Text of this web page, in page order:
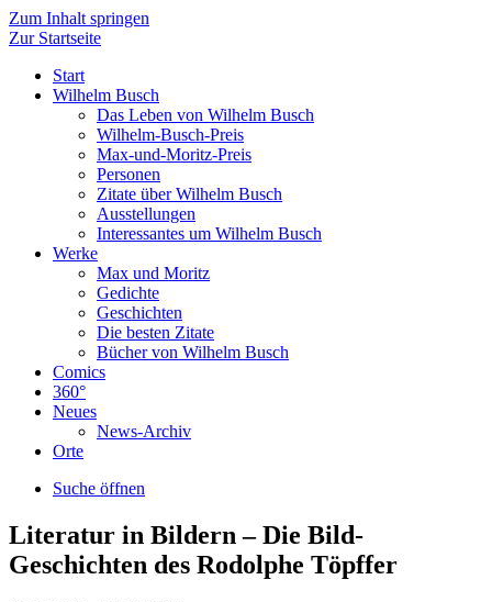
Zum Inhalt springen
Zur Startseite
Start
Wilhelm Busch
Das Leben von Wilhelm Busch
Wilhelm-Busch-Preis
Max-und-Moritz-Preis
Personen
Zitate über Wilhelm Busch
Ausstellungen
Interessantes um Wilhelm Busch
Werke
Max und Moritz
Gedichte
Geschichten
Die besten Zitate
Bücher von Wilhelm Busch
Comics
360°
Neues
News-Archiv
Orte
Suche öffnen
Literatur in Bildern – Die Bild-
Geschichten des Rodolphe Töpffer